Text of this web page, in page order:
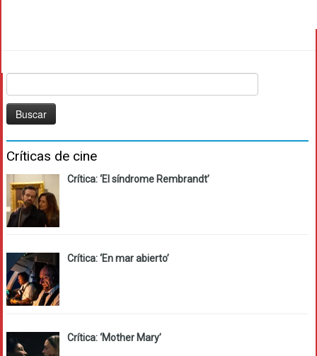
Críticas de cine
Crítica: ‘El síndrome Rembrandt’
Crítica: ‘En mar abierto’
Crítica: ‘Mother Mary’